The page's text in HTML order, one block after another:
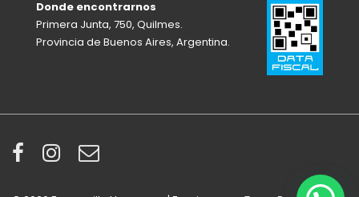
Donde encontrarnos
Primera Junta, 750, Quilmes.
Provincia de Buenos Aires, Argentina.